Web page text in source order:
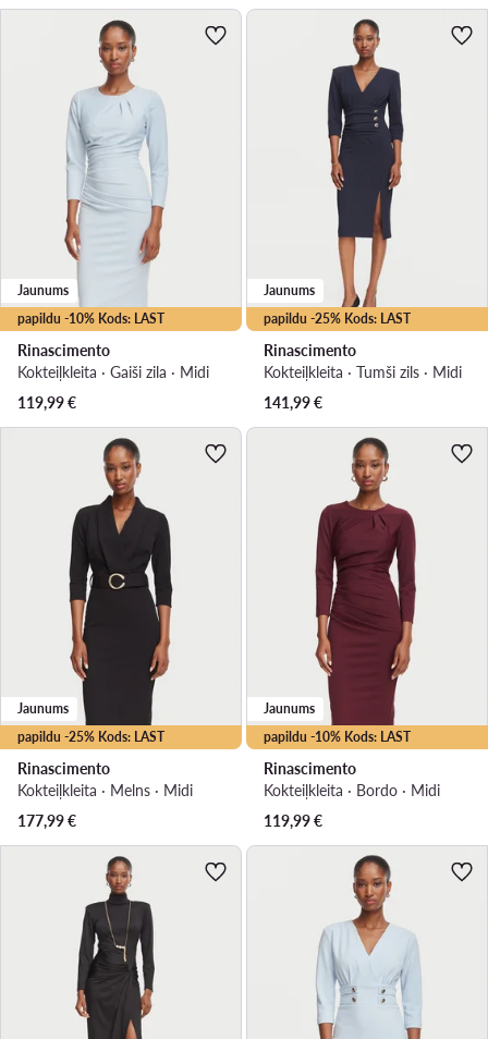
papildu -10% Kods: LAST
Jaunums
Rinascimento
Kokteiļkleita · Gaiši zila · Midi
119,99€
papildu -25% Kods: LAST
Jaunums
Rinascimento
Kokteiļkleita · Tumši zils · Midi
141,99€
papildu -25% Kods: LAST
Jaunums
Rinascimento
Kokteiļkleita · Melns · Midi
177,99€
papildu -10% Kods: LAST
Jaunums
Rinascimento
Kokteiļkleita · Bordo · Midi
119,99€